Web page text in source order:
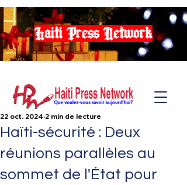
Haiti Press Network
Haïti-sécurité : Deux
réunions parallèles au
sommet de l'État pour
22 oct. 2024 2 min de lecture